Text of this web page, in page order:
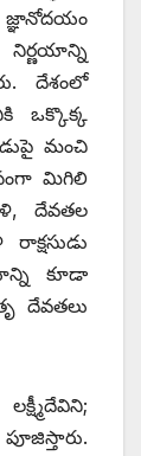
నిర్ణయాన్ని
దేశంలో
ఒక్కొక్క
మంచి
మిగిలి
దేవతల
కూడా
దేవతలు